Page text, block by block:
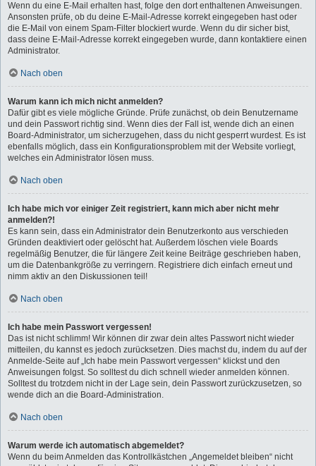
Wenn du eine E-Mail erhalten hast, folge den dort enthaltenen Anweisungen.
Ansonsten prüfe, ob du deine E-Mail-Adresse korrekt eingegeben hast oder
die E-Mail von einem Spam-Filter blockiert wurde. Wenn du dir sicher bist,
dass deine E-Mail-Adresse korrekt eingegeben wurde, dann kontaktiere einen
Administrator.
Nach oben
Warum kann ich mich nicht anmelden?
Dafür gibt es viele mögliche Gründe. Prüfe zunächst, ob dein Benutzername
und dein Passwort richtig sind. Wenn dies der Fall ist, wende dich an einen
Board-Administrator, um sicherzugehen, dass du nicht gesperrt wurdest. Es ist
ebenfalls möglich, dass ein Konfigurationsproblem mit der Website vorliegt,
welches ein Administrator lösen muss.
Nach oben
Ich habe mich vor einiger Zeit registriert, kann mich aber nicht mehr
anmelden?!
Es kann sein, dass ein Administrator dein Benutzerkonto aus verschieden
Gründen deaktiviert oder gelöscht hat. Außerdem löschen viele Boards
regelmäßig Benutzer, die für längere Zeit keine Beiträge geschrieben haben,
um die Datenbankgröße zu verringern. Registriere dich einfach erneut und
nimm aktiv an den Diskussionen teil!
Nach oben
Ich habe mein Passwort vergessen!
Das ist nicht schlimm! Wir können dir zwar dein altes Passwort nicht wieder
mitteilen, du kannst es jedoch zurücksetzen. Dies machst du, indem du auf der
Anmelde-Seite auf „Ich habe mein Passwort vergessen“ klickst und den
Anweisungen folgst. So solltest du dich schnell wieder anmelden können.
Solltest du trotzdem nicht in der Lage sein, dein Passwort zurückzusetzen, so
wende dich an die Board-Administration.
Nach oben
Warum werde ich automatisch abgemeldet?
Wenn du beim Anmelden das Kontrollkästchen „Angemeldet bleiben“ nicht